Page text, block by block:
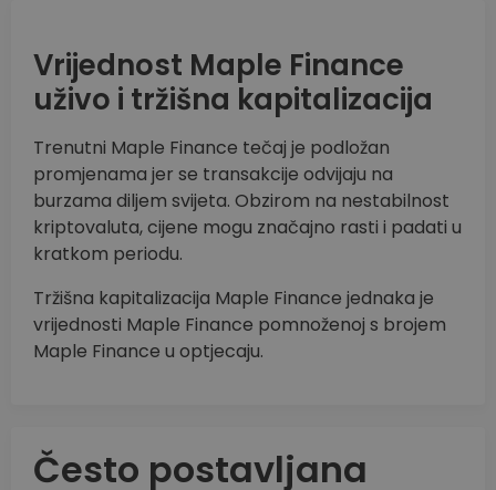
Vrijednost Maple Finance
uživo i tržišna kapitalizacija
Trenutni Maple Finance tečaj je podložan
promjenama jer se transakcije odvijaju na
burzama diljem svijeta. Obzirom na nestabilnost
kriptovaluta, cijene mogu značajno rasti i padati u
kratkom periodu.
Tržišna kapitalizacija Maple Finance jednaka je
vrijednosti Maple Finance pomnoženoj s brojem
Maple Finance u optjecaju.
Često postavljana